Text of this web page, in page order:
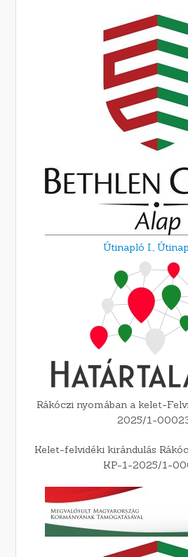
Útinapló I.,
Rákóczi nyomában a kelet-
2025/1-
Kelet-felvidéki kirándulás
KP-1-2025/1-